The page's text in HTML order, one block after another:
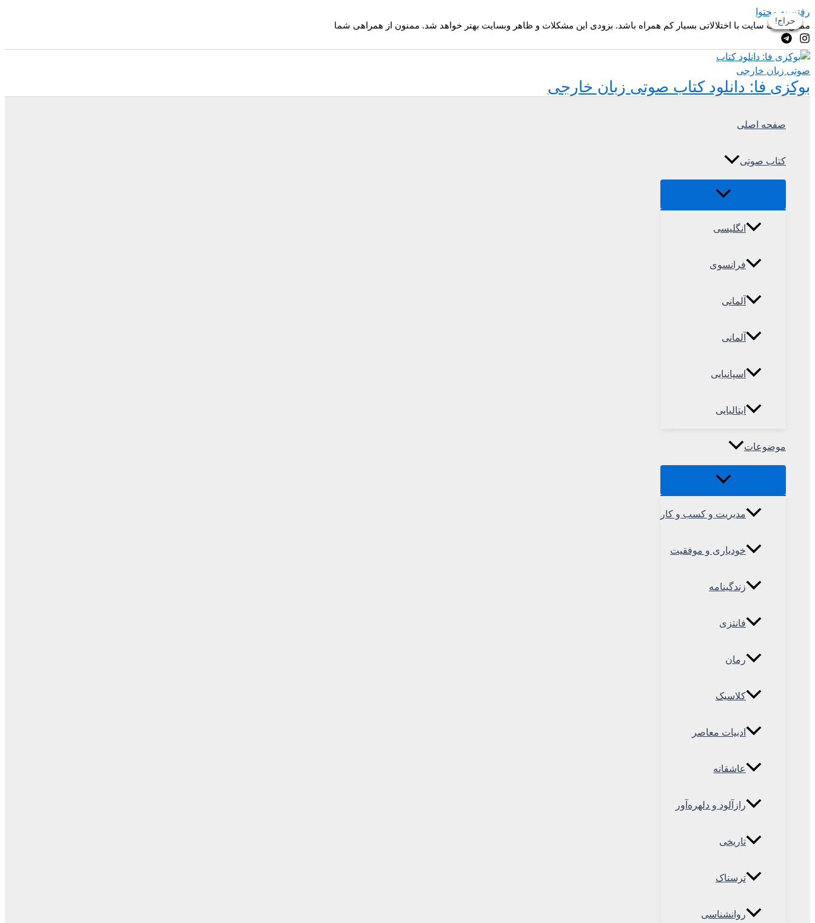
رفتن به محتوا
ممکن است سایت با اختلالاتی بسیار کم همراه باشد. بزودی این مشکلات و ظاهر وبسایت بهتر خواهد شد. ممنون از همراهی شما
بوکزی فا: دانلود کتاب صوتی زبان خارجی
صفحه اصلی
کتاب صوتی
انگلیسی
فرانسوی
آلمانی
آلمانی
اسپانیایی
ایتالیایی
موضوعات
مدیریت و کسب و کار
خودیاری و موفقیت
زندگینامه
فانتزی
رمان
کلاسیک
ادبیات معاصر
عاشقانه
رازآلود و دلهره‌آور
تاریخی
ترسناک
روانشناسی
حراج!
حراج!
حراج!
حراج!